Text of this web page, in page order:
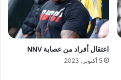
اعتقال أفراد من عصابة NNV
5 أكتوبر، 2023